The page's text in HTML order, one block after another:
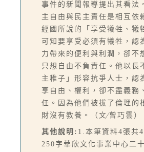
事件的新聞報導提出其看法
主自由與民主責任是相互依
經國所說的「享受犧牲、犧
可知要享受必須有犧牲，認
力帶來的便利與利潤，卻不
只想自由不負責任。他以長
主稚子」形容抗爭人士，認
享自由、權利，卻不盡義務
任。因為他們被拔了倫理的
財沒有教養。（文∕曾巧雲）
其他說明: 1.本筆資料4張共
250字華欣文化事業中心二